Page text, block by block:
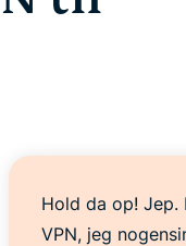
Hold da op!
VPN, jeg